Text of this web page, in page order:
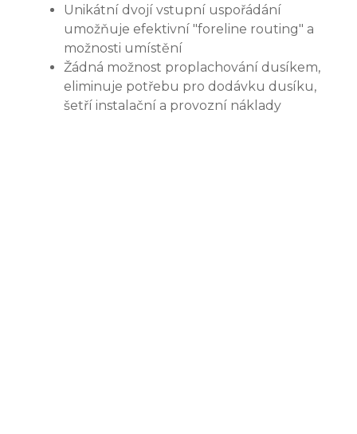
Unikátní dvojí vstupní uspořádání
umožňuje efektivní "foreline routing" a
možnosti umístění
Žádná možnost proplachování dusíkem,
eliminuje potřebu pro dodávku dusíku,
šetří instalační a provozní náklady